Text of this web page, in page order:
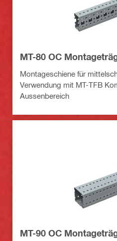
MT-80 OC
Montageschiene für
Verwendung mit MT-TFB
Aussenbereich
MT-90 OC